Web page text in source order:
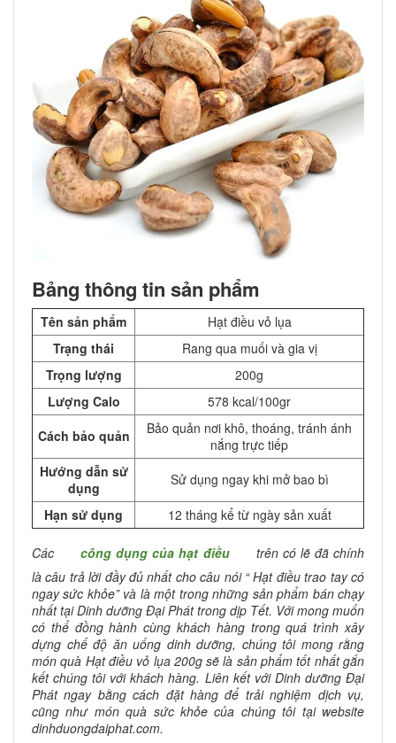
Bảng thông tin sản phẩm
Tên sản phẩm
Hạt điều vỏ lụa
Trạng thái
Rang qua muối và gia vị
Trọng lượng
200g
Lượng Calo
578 kcal/100gr
Cách bảo quản
Bảo quản nơi khô, thoáng, tránh ánh
nắng trực tiếp
Hướng dẫn sử
dụng
Sử dụng ngay khi mở bao bì
Hạn sử dụng
12 tháng kể từ ngày sản xuất
Các công dụng của hạt điều
trên có lẽ đã chính
là câu trả lời đầy đủ nhất cho câu nói “ Hạt điều trao tay có
ngay sức khỏe” và là một trong những sản phẩm bán chạy
nhất tại Dinh dưỡng Đại Phát trong dịp Tết. Với mong muốn
có thể đồng hành cùng khách hàng trong quá trình xây
dựng chế độ ăn uống dinh dưỡng, chúng tôi mong rằng
món quà Hạt điều vỏ lụa 200g sẽ là sản phẩm tốt nhất gắn
kết chúng tôi với khách hàng. Liên kết với Dinh dưỡng Đại
Phát ngay bằng cách đặt hàng để trải nghiệm dịch vụ,
cũng như món quà sức khỏe của chúng tôi tại website
dinhduongdaiphat.com.